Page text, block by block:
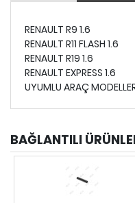
RENAULT R9 1.6
RENAULT R11 FLASH 1.6
RENAULT R19 1.6
RENAULT EXPRESS 1.6
UYUMLU ARAÇ
BAĞLANTILI